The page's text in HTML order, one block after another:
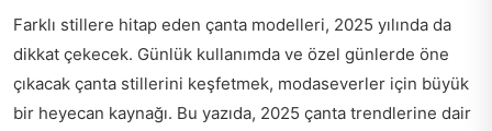
Farklı stillere hitap eden çanta modelleri, 2025 yılında da
dikkat çekecek. Günlük kullanımda ve özel günlerde öne
çıkacak çanta stillerini keşfetmek, modaseverler için büyük
bir heyecan kaynağı. Bu yazıda, 2025 çanta trendlerine dair